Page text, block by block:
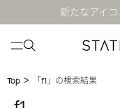
新たなアイ
Top > 「f1」の検索結果